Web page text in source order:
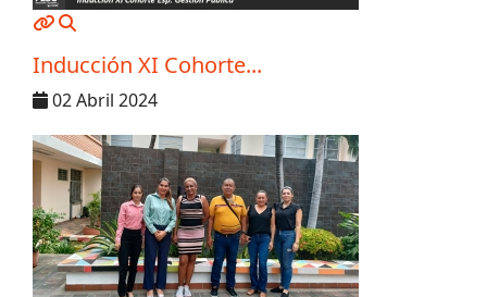
MOD_JTCS_VIEW_ARTICLE_LINK
Inducción XI Cohorte...
02 Abril 2024